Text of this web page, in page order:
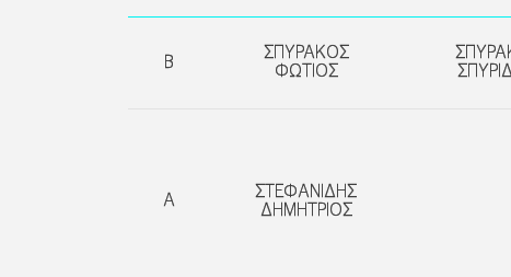
Β
ΣΠΥΡΑΚΟΣ
ΦΩΤΙΟΣ
A
ΣΤΕΦΑΝΙΔΗΣ
ΔΗΜΗΤΡΙΟΣ